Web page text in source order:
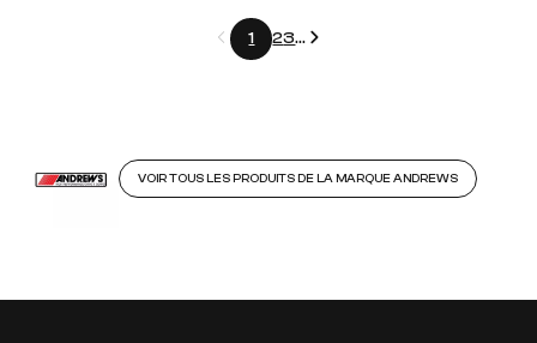
Précédent
1 23... Suivant
VOIR TOUS LES PRODUITS DE LA MARQUE ANDREWS